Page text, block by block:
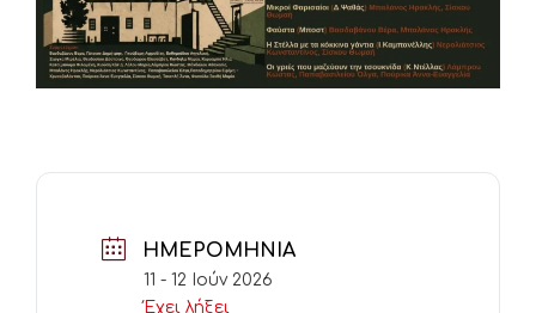
ΗΜΕΡΟΜΗΝΊΑ
11 - 12 Ιούν 2026
Έχει λήξει